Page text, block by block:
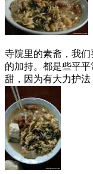
寺院里的素斋，我
的加持。都是些平
甜，因为有大力护法